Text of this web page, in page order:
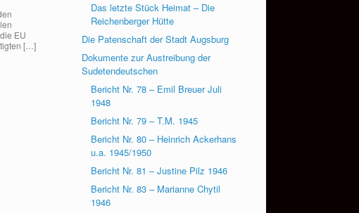
EU
[…]
Das letzte Stück Heimat – Die
Reichenberger Hütte
Die Patenschaft der Stadt Augsburg
Dokumente zur Austreibung der
Sudetendeutschen
Bericht Nr. 78 – Emil Breuer Juli
1948
Bericht Nr. 79 – T.M. 1945
Bericht Nr. 80 – Heinrich Ackerhans
u.a. 1945/1950
Bericht Nr. 81 – Justine Pilz 1946
Bericht Nr. 83 – Marianne Chytil
1946